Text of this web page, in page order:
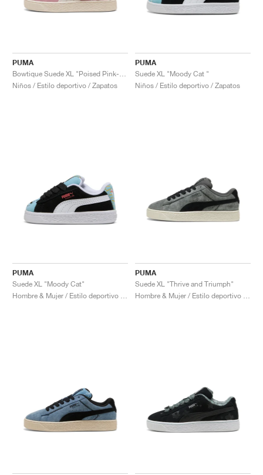
PUMA
Niños / Estilo deportivo / Zapatos
PUMA
Suede XL "Moody Cat "
Niños / Estilo deportivo / Zapatos
PUMA
Suede XL "Moody Cat"
PUMA
Suede XL "Thrive and Triumph"